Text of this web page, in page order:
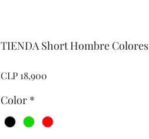
TIENDA Short Hombre Colores
CLP 18,900
Color *